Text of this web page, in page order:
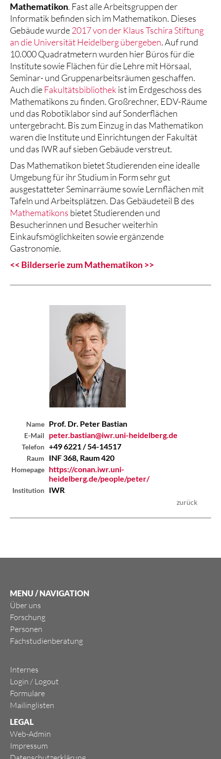
Mathematikon. Fast alle Arbeitsgruppen der
Informatik befinden sich im Mathematikon. Dieses
Gebäude wurde2017 von der Klaus Tschira Stiftung
an die Universität Heidelberg übergeben. Auf rund
10.000 Quadratmetern wurden hier Büros für die
Institute sowie Flächen für die Lehre mit Hörsaal,
Seminar- und Gruppenarbeitsräumen geschaffen.
Auch dieFakultätsbibliothek ist im Erdgeschoss des
Mathematikons zu finden. Großrechner, EDV-Räume
und das Robotiklabor sind auf Sonderflächen
untergebracht. Bis zum Einzug in das Mathematikon
waren die Institute und Einrichtungen der Fakultät
und das IWR auf sieben Gebäude verstreut.
Das Mathematikon bietet Studierenden eine idealle
Umgebung für ihr Studium in Form sehr gut
ausgestatteter Seminarräume sowie Lernflächen mit
Tafeln und Arbeitsplätzen. Das Gebäudeteil B des
Mathematikons bietet Studierenden und
Besucherinnen und Besucher weiterhin
Einkaufsmöglichkeiten sowie ergänzende
Gastronomie.
<< Bilderserie zum Mathematikon >>
Name Prof. Dr. Peter Bastian
E-Mail peter.bastian@iwr.uni-heidelberg.de
Telefon +49 6221 / 54-14517
Raum INF 368, Raum 420
Homepage https://conan.iwr.uni-
heidelberg.de/people/peter/
Institution IWR
zurück
MENU / NAVIGATION
Über uns
Forschung
Personen
Fachstudienberatung
Internes
Login / Logout
Formulare
Mailinglisten
LEGAL
Web-Admin
Impressum